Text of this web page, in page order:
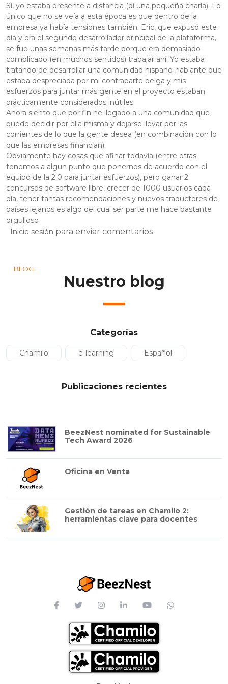
Sí, yo estaba presente a distancia (dí una pequeña charla). Lo
único que no se veía a esta época es que dentro de la
empresa ya había tensiones también. Eric, que expusó este
día y era el segundo desarrollador principal de la plataforma,
se fue unas semanas más tarde porque era demasiado
complicado (en muchos sentidos) trabajar ahí. Yo estaba
tratando de desarrollar una comunidad hispano-hablante que
estaba despreciada por mi contraparte belga y mis
esfuerzos para juntar más gente en el proyecto estaban
prácticamente considerados inútiles.
Ahora siento que por fin he llegado a una comunidad que
puede decidir por ella misma y dejarse llevar por las
corrientes de lo que la gente desea (en combinación con lo
que las empresas financian).
Obviamente hay cosas que afinar todavía (entre otras
tenemos a algun punto que ponernos de acuerdo con el
equipo de la 2.0 para juntar esfuerzos), pero ganar 2
concursos de software libre, crecer de 1000 usuarios cada
día, tener tantas recomendaciones y nuevos traductores de
países lejanos es algo del cual ser parte me hace bastante
orgulloso
Inicie sesión para enviar comentarios
BLOG
Nuestro blog
Categorías
Chamilo e-learning Español
Publicaciones recientes
BeezNest nominated for Sustainable
Tech Award 2026
Oficina en Venta
Gestión de tareas en Chamilo 2:
herramientas clave para docentes